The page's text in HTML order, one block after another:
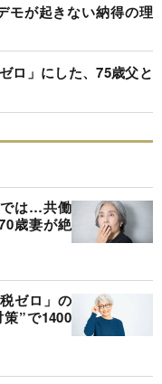
モが起きない納得の理
ロ」にした、75歳父と
は…共働
歳妻が絶
ゼロ」の
”で1400